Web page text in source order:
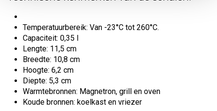
Temperatuurbereik: Van -23°C tot 260°C.
Capaciteit: 0,35 l
Lengte: 11,5 cm
Breedte: 10,8 cm
Hoogte: 6,2 cm
Diepte: 5,3 cm
Warmtebronnen: Magnetron, grill en oven
Koude bronnen: koelkast en vriezer